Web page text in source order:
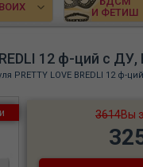
И ФЕТИШ
12 ф-ций с ДУ,
PRETTY LOVE BREDLI 12 ф-
3614Вы